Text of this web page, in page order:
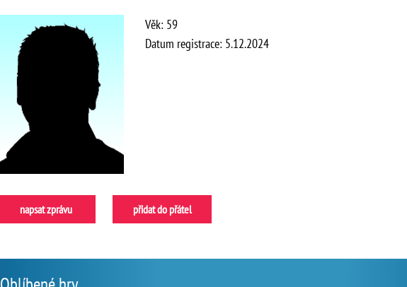
Věk: 59
Datum registrace: 5.12.2024
napsat zprávu přidat do přátel